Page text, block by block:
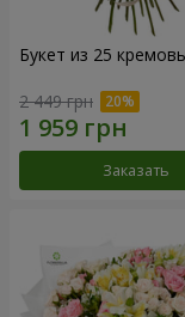
Букет из 25
2 449 грн
Заказать